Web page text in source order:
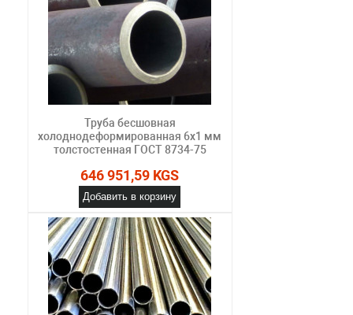
Труба бесшовная
холоднодеформированная 6х1 мм
толстостенная ГОСТ 8734-75
646 951,59 KGS
Добавить в корзину